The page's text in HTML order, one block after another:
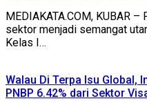
MEDIAKATA.COM, KUBAR
sektor menjadi semangat
Kelas I…
Walau Di Terpa Isu Global,
PNBP 6.42% dari Sektor